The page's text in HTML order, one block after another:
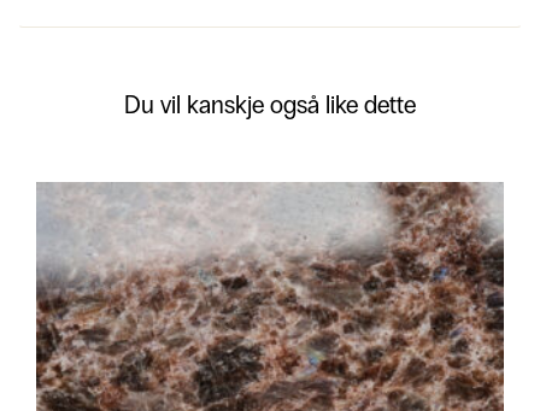
Du vil kanskje også like dette